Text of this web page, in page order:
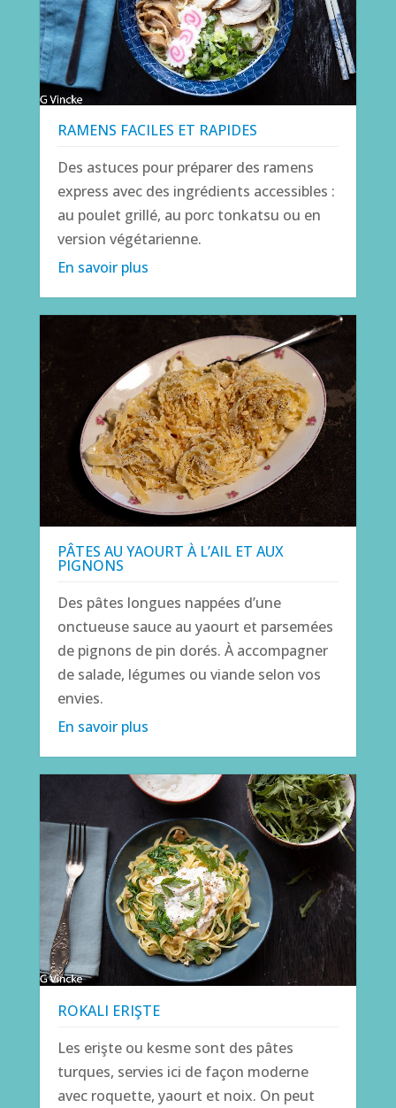
RAMENS FACILES ET RAPIDES
Des astuces pour préparer des ramens
express avec des ingrédients accessibles :
au poulet grillé, au porc tonkatsu ou en
version végétarienne.
En savoir plus
PÂTES AU YAOURT À L’AIL ET AUX
PIGNONS
Des pâtes longues nappées d’une
onctueuse sauce au yaourt et parsemées
de pignons de pin dorés. À accompagner
de salade, légumes ou viande selon vos
envies.
En savoir plus
ROKALI ERIŞTE
Les erişte ou kesme sont des pâtes
turques, servies ici de façon moderne
avec roquette, yaourt et noix. On peut